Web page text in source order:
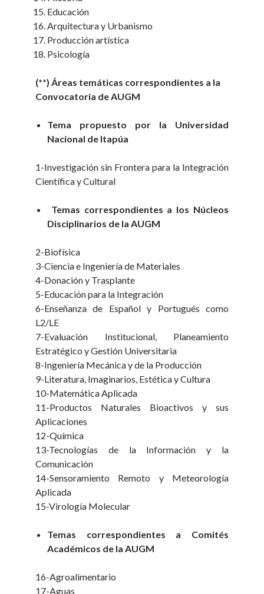
Educación
Arquitectura y Urbanismo
Producción artística
Psicología
(**) Áreas temáticas correspondientes a la
Convocatoria de AUGM
Tema propuesto por la Universidad
Nacional de Itapúa
1-Investigación sin Frontera para la Integración
Científica y Cultural
Temas correspondientes a los Núcleos
Disciplinarios de la AUGM
2-Biofísica
3-Ciencia e Ingeniería de Materiales
4-Donación y Trasplante
5-Educación para la Integración
6-Enseñanza de Español y Portugués como
L2/LE
7-Evaluación Institucional, Planeamiento
Estratégico y Gestión Universitaria
8-Ingeniería Mecánica y de la Producción
9-Literatura, Imaginarios, Estética y Cultura
10-Matemática Aplicada
11-Productos Naturales Bioactivos y sus
Aplicaciones
12-Química
13-Tecnologías de la Información y la
Comunicación
14-Sensoramiento Remoto y Meteorología
Aplicada
15-Virología Molecular
Temas correspondientes a Comités
Académicos de la AUGM
16-Agroalimentario
17-Aguas